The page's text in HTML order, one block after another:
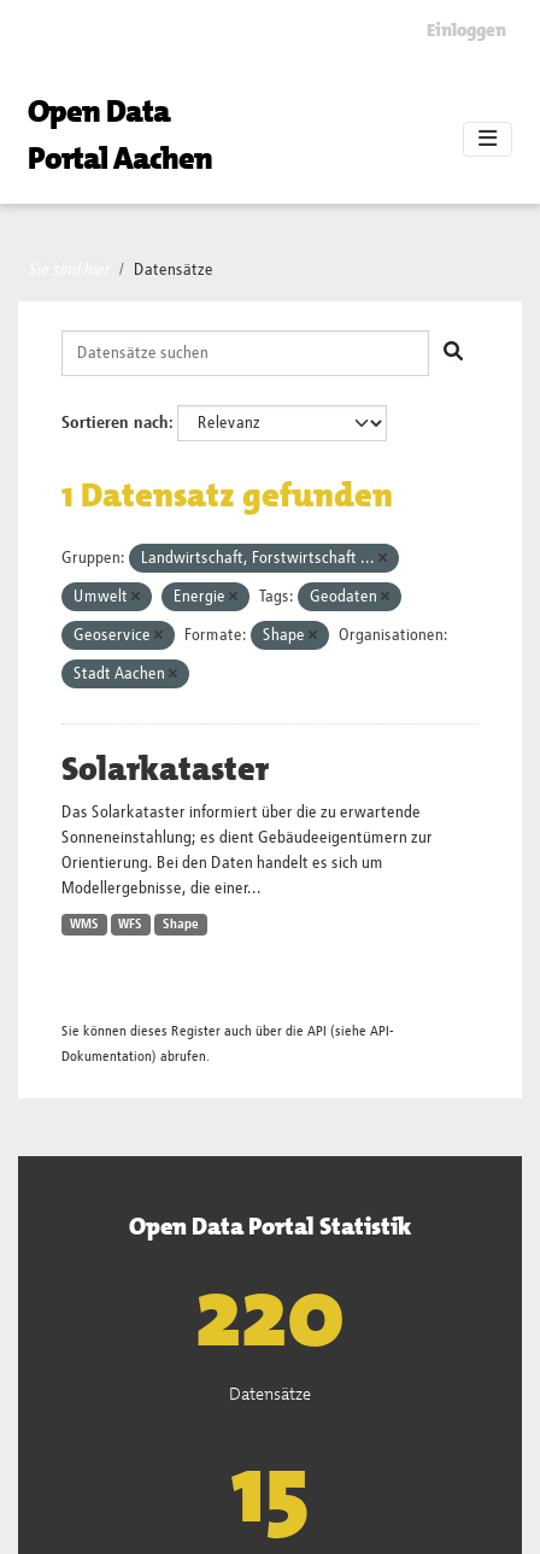
Einloggen
Open Data
Portal Aachen
Datensätze
Sortieren nach
1 Datensatz gefunden
Gruppen: Landwirtschaft, Forstwirtschaft ...
Umwelt Energie Tags: Geodaten
Geoservice Formate: Shape Organisationen:
Stadt Aachen
Solarkataster
Das Solarkataster informiert über die zu erwartende
Sonneneinstahlung; es dient Gebäudeeigentümern zur
Orientierung. Bei den Daten handelt es sich um
Modellergebnisse, die einer...
WMS WFS Shape
Sie können dieses Register auch über die API (siehe API-
Dokumentation) abrufen.
Open Data Portal Statistik
222
Datensätze
15